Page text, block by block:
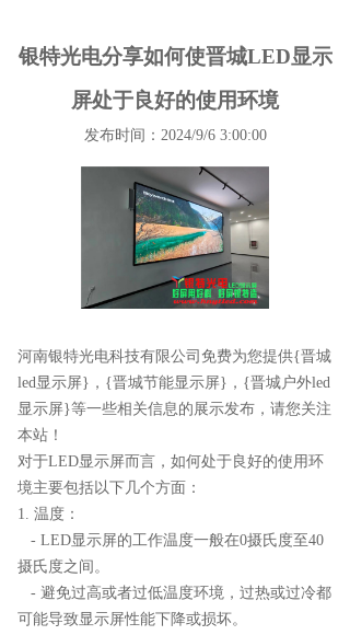
银特光电分享如何使晋城LED显示
屏处于良好的使用环境
发布时间：2024/9/6 3:00:00
河南银特光电科技有限公司免费为您提供{晋城
led显示屏} ，{晋城节能显示屏}，{晋城户外led
显示屏}等一些相关信息的展示发布，请您关注
本站！
对于LED显示屏而言，如何处于良好的使用环
境主要包括以下几个方面：
1. 温度：
- LED显示屏的工作温度一般在0摄氏度至40
摄氏度之间。
- 避免过高或者过低温度环境，过热或过冷都
可能导致显示屏性能下降或损坏。